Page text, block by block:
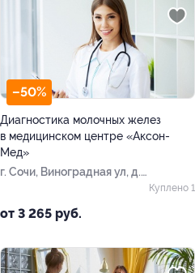
–50%
Диагностика молочных желез
в медицинском центре «Аксон-
Мед»
г. Сочи, Виноградная ул, д.
от 3 265 руб.
Куплено 1